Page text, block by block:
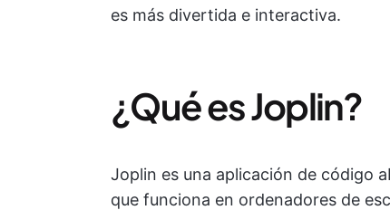
es más divertida e interactiva.
¿Qué es Joplin?
Joplin es una aplicación de código
que funciona en ordenadores de